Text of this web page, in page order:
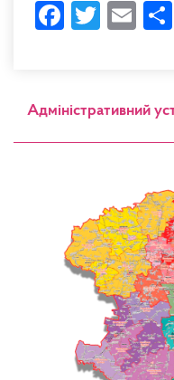
Facebook
Twitter
Адміністративний